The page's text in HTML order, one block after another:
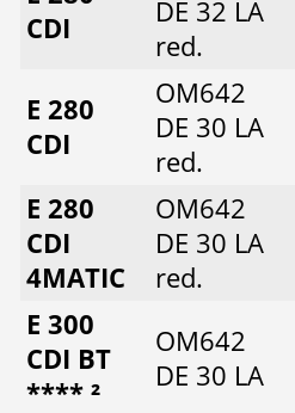
CDI
DE 32 LA
red.
E 280
CDI
OM642
DE 30 LA
red.
E 280
CDI
4MATIC
OM642
DE 30 LA
red.
E 300
CDI BT
**** ²
OM642
DE 30 LA